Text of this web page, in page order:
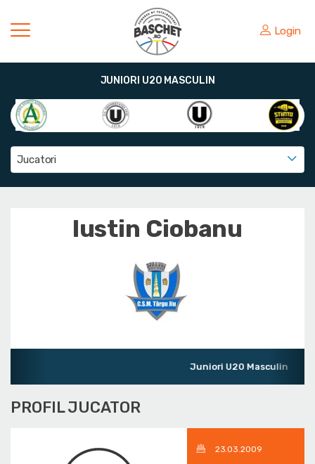
Login
JUNIORI U20 MASCULIN
Jucatori
Iustin Ciobanu
Juniori U20 Masculin
PROFIL JUCATOR
23.03.2009